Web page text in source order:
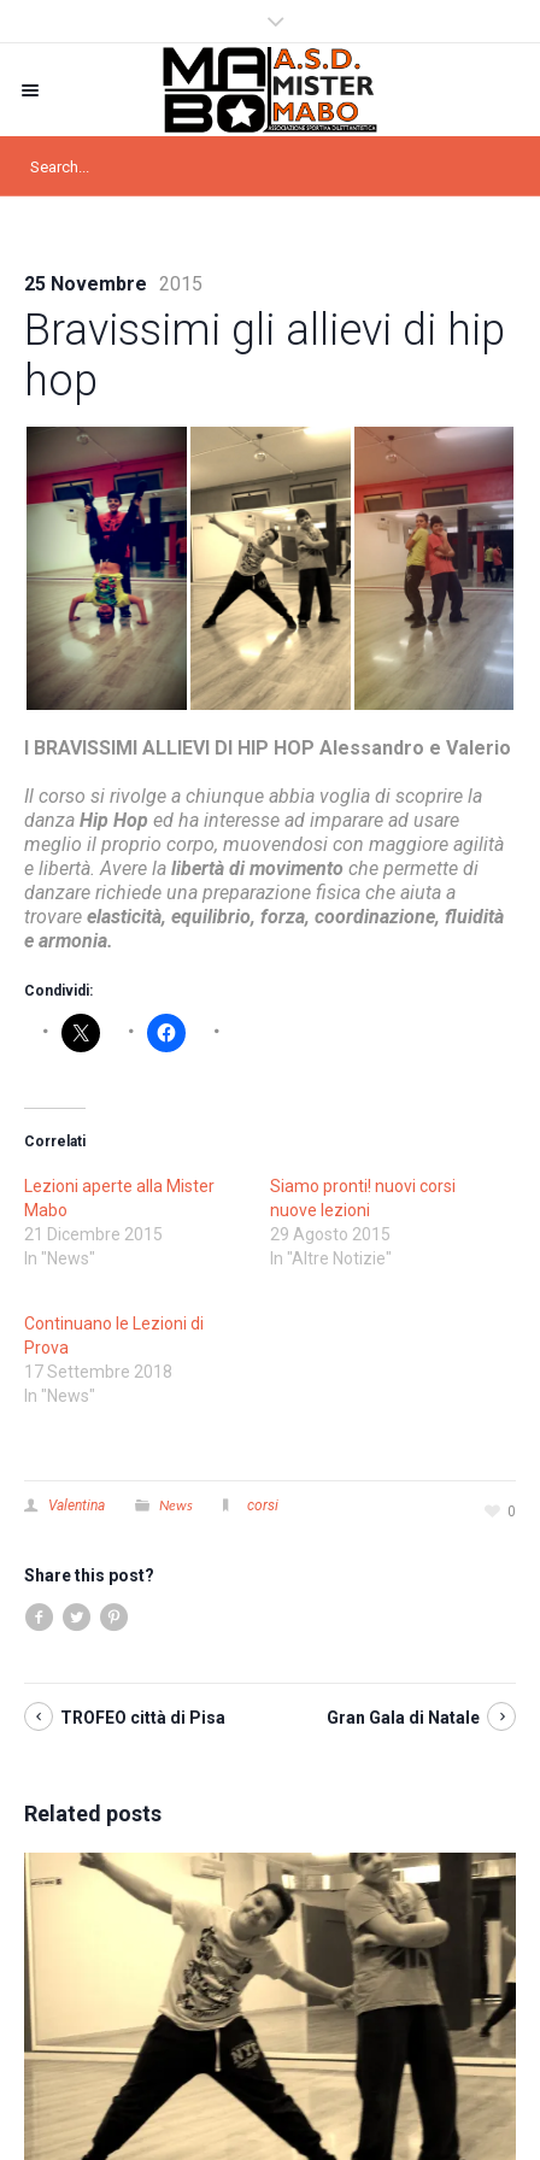
25 Novembre 2015
Bravissimi gli allievi di hip
hop
I BRAVISSIMI ALLIEVI DI HIP HOP Alessandro e Valerio
Il corso si rivolge a chiunque abbia voglia di scoprire la
danza Hip Hop ed ha interesse ad imparare ad usare
meglio il proprio corpo, muovendosi con maggiore agilità
e libertà. Avere la libertà di movimento che permette di
danzare richiede una preparazione fisica che aiuta a
trovare elasticità, equilibrio, forza, coordinazione, fluidità
e armonia.
Condividi:
Correlati
Lezioni aperte alla Mister
Mabo
21 Dicembre 2015
In "News"
Siamo pronti! nuovi corsi
nuove lezioni
29 Agosto 2015
In "Altre Notizie"
Continuano le Lezioni di
Prova
17 Settembre 2018
In "News"
0
Valentina News corsi
Share this post?
TROFEO città di Pisa Gran Gala di Natale
Related posts